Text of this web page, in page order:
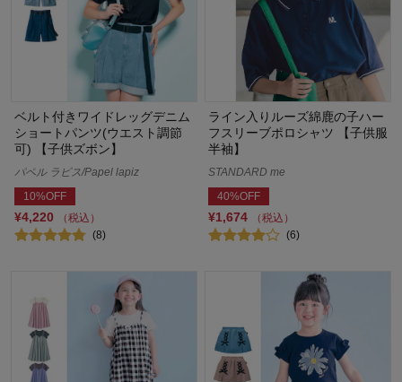
ベルト付きワイドレッグデニム
ショートパンツ(ウエスト調節
可) 【子供ズボン】
パペル ラピス/Papel lapiz
10%OFF
¥4,220
（税込）
(8)
ライン入りルーズ綿鹿の子ハー
フスリーブポロシャツ 【子供服
半袖】
STANDARD me
40%OFF
¥1,674
（税込）
(6)